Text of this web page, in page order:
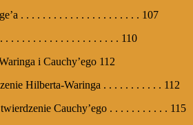
. . . . . . . . . . . . . . . . . . . . . . 107
. . . . . . . . . . . . . . . . . . . . . 110
i Cauchy’ego 112
Hilberta-Waringa . . . . . . . . . . . 112
Cauchy’ego . . . . . . . . . . . 115